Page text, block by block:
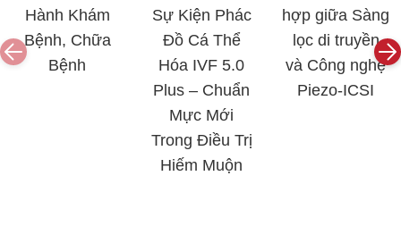
Hành Khám
Bệnh, Chữa
Bệnh
Sự Kiện Phác
Đồ Cá Thể
Hóa IVF 5.0
Plus – Chuẩn
Mực Mới
Trong Điều Trị
Hiếm Muộn
hợp giữa Sàng
lọc di truyền
và Công nghệ
Piezo-ICSI